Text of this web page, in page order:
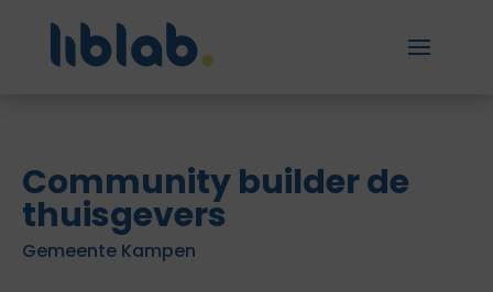
Community builder de
thuisgevers
Gemeente Kampen